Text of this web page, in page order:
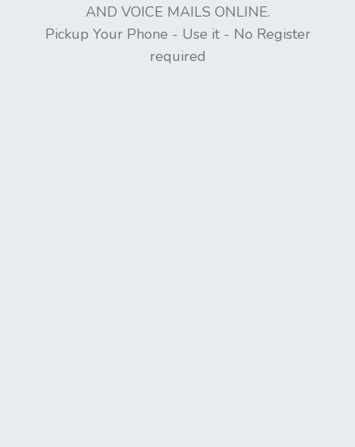
AND VOICE MAILS ONLINE.
Pickup Your Phone - Use it - No Register
required